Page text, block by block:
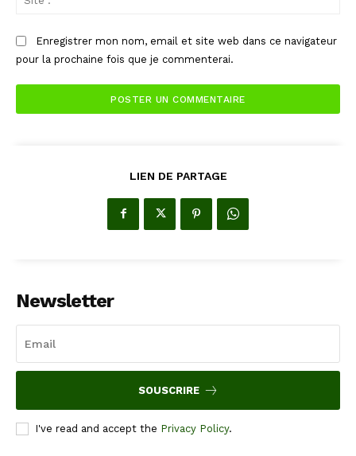
Enregistrer mon nom, email et site web dans ce navigateur
pour la prochaine fois que je commenterai.
LIEN DE PARTAGE
Newsletter
SOUSCRIRE
I've read and accept the Privacy Policy.